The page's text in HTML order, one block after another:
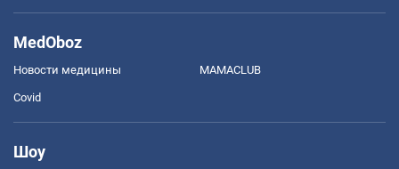
MedOboz
Новости медицины MAMACLUB
Covid
Шоу